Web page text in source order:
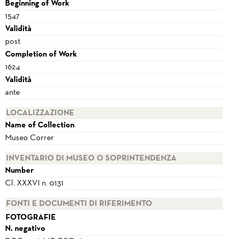
Beginning of Work
1547
Validità
post
Completion of Work
1624
Validità
ante
LOCALIZZAZIONE
Name of Collection
Museo Correr
INVENTARIO DI MUSEO O SOPRINTENDENZA
Number
Cl. XXXVI n. 0131
FONTI E DOCUMENTI DI RIFERIMENTO
FOTOGRAFIE
N. negativo